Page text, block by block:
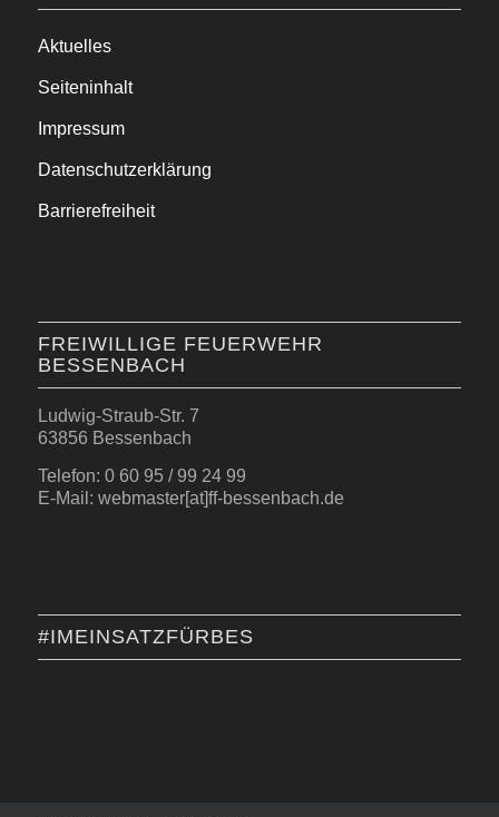
Aktuelles
Seiteninhalt
Impressum
Datenschutzerklärung
Barrierefreiheit
FREIWILLIGE FEUERWEHR
BESSENBACH
Ludwig-Straub-Str. 7
63856 Bessenbach
Telefon: 0 60 95 / 99 24 99
E-Mail: webmaster[at]ff-bessenbach.de
#IMEINSATZFÜRBES